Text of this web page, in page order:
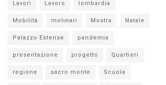
Lavori Lavoro lombardia
Mobilità molinari Mostra Natale
Palazzo Estense pandemia
presentazione progetto Quartieri
regione sacro monte Scuola